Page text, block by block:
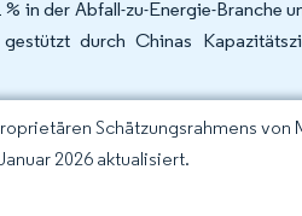
in der Abfall-zu-Energie-Branche
durch Chinas
Schätzungsrahmens von
2026 aktualisiert.